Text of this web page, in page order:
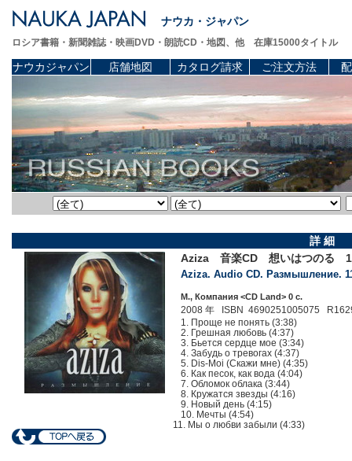
ナウカ・ジャパン
ロシア書籍・新聞雑誌・映画DVD・朗読CD・地図、他 在庫15000タイトル
ナウカジャパン 店舗地図 カタログ請求 ご注文方法
詳 細
Aziza 音楽CD 想いはつのる
Aziza. Audio CD. Размышление.
М., Компания <CD Land> 0 c.
2008 年 ISBN 4690251005075
1. Проще не понять (3:38)
2. Грешная любовь (4:37)
3. Бьется сердце мое (3:34)
4. Забудь о тревогах (4:37)
5. Dis-Moi (Скажи мне) (4:35)
6. Как песок, как вода (4:04)
7. Обломок облака (3:44)
8. Кружатся звезды (4:16)
9. Новый день (4:15)
10. Мечты (4:54)
11. Мы о любви забыли (4:33)